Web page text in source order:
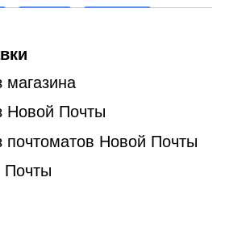
Новой Почты
почтоматов Новой Почты
Почты